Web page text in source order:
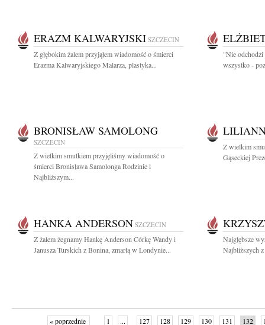
ERAZM KALWARYJSKI SZCZECIN
Z głębokim żalem przyjąłem wiadomość o śmierci
Erazma Kalwaryjskiego Malarza, plastyka...
"Nie odchodzi
wszystko -
BRONISŁAW SAMOLONG
SZCZECIN
Z wielkim smutkiem przyjęliśmy wiadomość o
śmierci Bronisława Samolonga Rodzinie i
Najbliższym...
Z wielkim
Gąseckiej
HANKA ANDERSON SZCZECIN
Z żalem żegnamy Hankę Anderson Córkę Wandy i
Janusza Turskich z Bonina, zmarłą w Londynie...
Najgłębsze
Najbliższych
« poprzednie 1 ... 127 128 129 130 131 132